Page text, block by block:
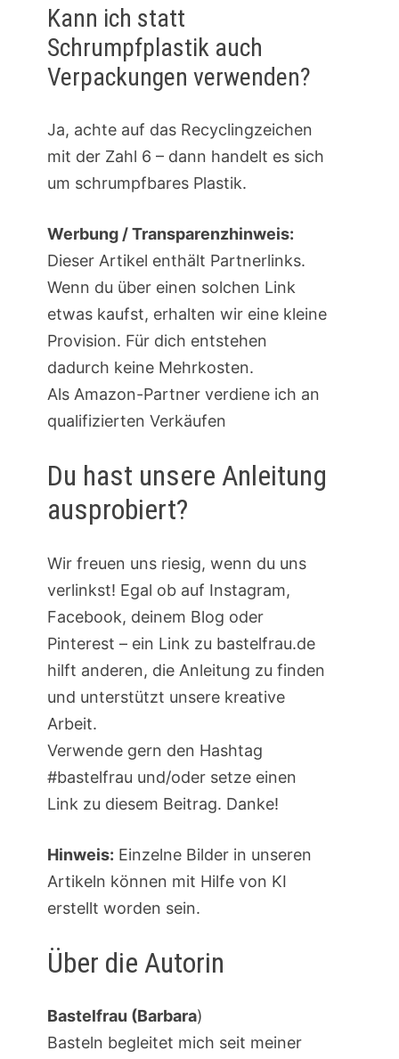
Kann ich statt
Schrumpfplastik auch
Verpackungen verwenden?
Ja, achte auf das Recyclingzeichen
mit der Zahl 6 – dann handelt es sich
um schrumpfbares Plastik.
Werbung / Transparenzhinweis:
Dieser Artikel enthält Partnerlinks.
Wenn du über einen solchen Link
etwas kaufst, erhalten wir eine kleine
Provision. Für dich entstehen
dadurch keine Mehrkosten.
Als Amazon-Partner verdiene ich an
qualifizierten Verkäufen
Du hast unsere Anleitung
ausprobiert?
Wir freuen uns riesig, wenn du uns
verlinkst! Egal ob auf Instagram,
Facebook, deinem Blog oder
Pinterest – ein Link zu bastelfrau.de
hilft anderen, die Anleitung zu finden
und unterstützt unsere kreative
Arbeit.
Verwende gern den Hashtag
#bastelfrau und/oder setze einen
Link zu diesem Beitrag. Danke!
Hinweis: Einzelne Bilder in unseren
Artikeln können mit Hilfe von KI
erstellt worden sein.
Über die Autorin
Bastelfrau (Barbara)
Basteln begleitet mich seit meiner